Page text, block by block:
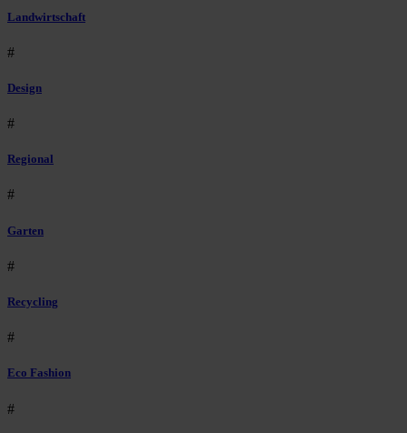
Landwirtschaft
#
Design
#
Regional
#
Garten
#
Recycling
#
Eco Fashion
#